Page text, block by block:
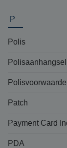
P
Polis
Polisaanhangsel
Patch
Payment Card
PDA